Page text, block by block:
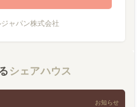
ャパン株式会社
シェアハウス
お知らせ